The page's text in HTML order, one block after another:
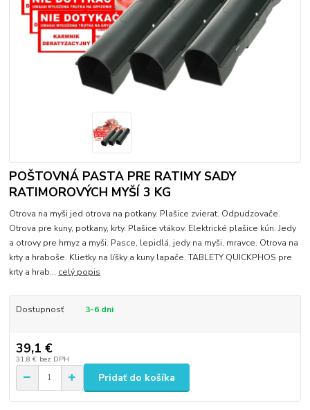
POŠTOVNÁ PASTA PRE RATIMY SADY
RATIMOROVÝCH MYŠÍ 3 KG
Otrova na myši jed otrova na potkany. Plašice zvierat. Odpudzovače.
Otrova pre kuny, potkany, krty. Plašice vtákov. Elektrické plašice kún. Jedy
a otrovy pre hmyz a myši. Pasce, lepidlá, jedy na myši, mravce. Otrova na
krty a hraboše. Klietky na líšky a kuny lapače. TABLETY QUICKPHOS pre
krty a hrab... celý popis
Dostupnosť 3-6 dni
39,1 €
31,8 € bez DPH
Pridať do košíka